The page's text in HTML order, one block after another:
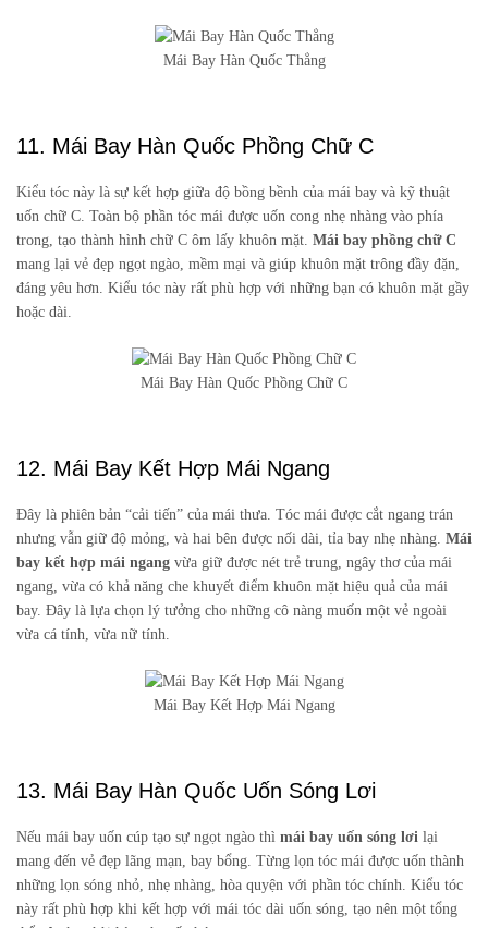
Mái Bay Hàn Quốc Thẳng
11. Mái Bay Hàn Quốc Phồng Chữ C
Kiểu tóc này là sự kết hợp giữa độ bồng bềnh của mái bay và kỹ thuật
uốn chữ C. Toàn bộ phần tóc mái được uốn cong nhẹ nhàng vào phía
trong, tạo thành hình chữ C ôm lấy khuôn mặt. Mái bay phồng chữ C
mang lại vẻ đẹp ngọt ngào, mềm mại và giúp khuôn mặt trông đầy đặn,
đáng yêu hơn. Kiểu tóc này rất phù hợp với những bạn có khuôn mặt gầy
hoặc dài.
Mái Bay Hàn Quốc Phồng Chữ C
12. Mái Bay Kết Hợp Mái Ngang
Đây là phiên bản “cải tiến” của mái thưa. Tóc mái được cắt ngang trán
nhưng vẫn giữ độ mỏng, và hai bên được nối dài, tỉa bay nhẹ nhàng. Mái
bay kết hợp mái ngang vừa giữ được nét trẻ trung, ngây thơ của mái
ngang, vừa có khả năng che khuyết điểm khuôn mặt hiệu quả của mái
bay. Đây là lựa chọn lý tưởng cho những cô nàng muốn một vẻ ngoài
vừa cá tính, vừa nữ tính.
Mái Bay Kết Hợp Mái Ngang
13. Mái Bay Hàn Quốc Uốn Sóng Lơi
Nếu mái bay uốn cúp tạo sự ngọt ngào thì mái bay uốn sóng lơi lại
mang đến vẻ đẹp lãng mạn, bay bổng. Từng lọn tóc mái được uốn thành
những lọn sóng nhỏ, nhẹ nhàng, hòa quyện với phần tóc chính. Kiểu tóc
này rất phù hợp khi kết hợp với mái tóc dài uốn sóng, tạo nên một tổng